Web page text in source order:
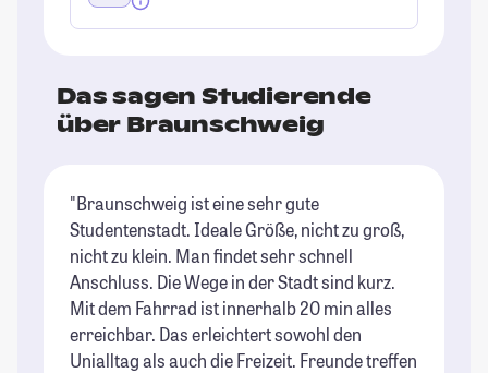
Das sagen Studierende
über Braunschweig
"Braunschweig ist eine sehr gute
Studentenstadt. Ideale Größe, nicht zu groß,
nicht zu klein. Man findet sehr schnell
Anschluss. Die Wege in der Stadt sind kurz.
Mit dem Fahrrad ist innerhalb 20 min alles
erreichbar. Das erleichtert sowohl den
Unialltag als auch die Freizeit. Freunde treffen